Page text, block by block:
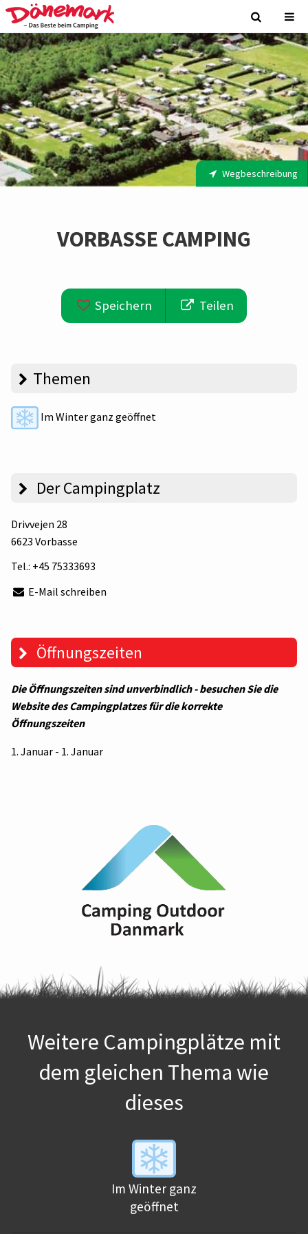
Wegbeschreibung
VORBASSE CAMPING
Speichern Teilen
Themen
Im Winter ganz geöffnet
Der Campingplatz
Drivvejen 28
6623 Vorbasse
Tel.: +45 75333693
E-Mail schreiben
Öffnungszeiten
Die Öffnungszeiten sind unverbindlich - besuchen Sie die
Website des Campingplatzes für die korrekte
Öffnungszeiten
1. Januar - 1. Januar
Weitere Campingplätze mit
dem gleichen Thema wie
dieses
Im Winter ganz
geöffnet